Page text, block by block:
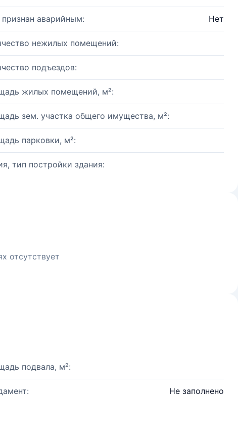
аварийным: Нет
нежилых помещений:
подъездов:
жилых помещений, м²:
зем. участка общего имущества, м²:
парковки, м²:
тип постройки здания:
отсутствует
подвала, м²:
Не заполнено